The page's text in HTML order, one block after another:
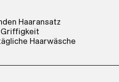
Haaransatz
Griffigkeit
Haarwäsche